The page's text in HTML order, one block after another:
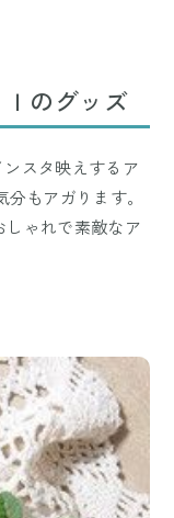
のグッズ
スタ映えするア
もアガります。
しゃれで素敵なア